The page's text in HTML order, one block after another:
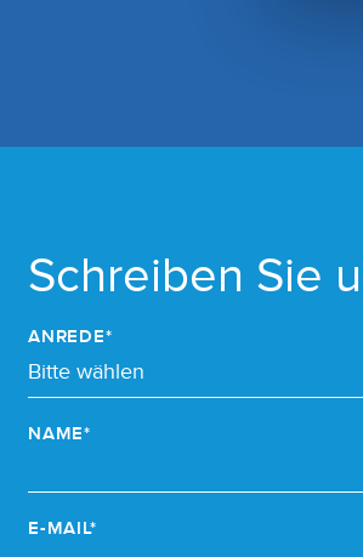
Schreiben Sie
ANREDE*
NAME*
E-MAIL*